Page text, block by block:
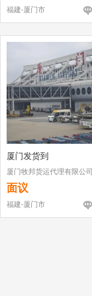
福建-厦门市
厦门发货到
厦门牧邦货运代理有限公司
面议
福建-厦门市